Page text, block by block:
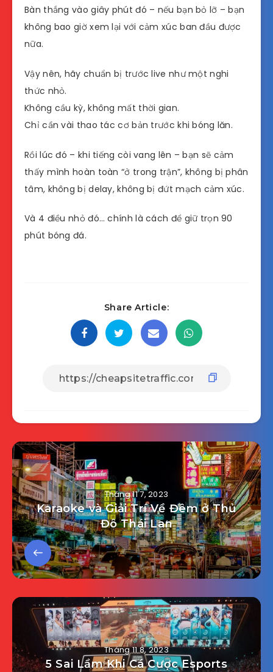
Bàn thắng vào giây phút đó – nếu bạn bỏ lỡ – bạn
không bao giờ xem lại với cảm xúc ban đầu được
nữa.
Vậy nên, hãy chuẩn bị trước live như một nghi
thức nhỏ.
Không cầu kỳ, không mất thời gian.
Chỉ cần vài thao tác cơ bản trước khi bóng lăn.
Rồi lúc đó – khi tiếng còi vang lên – bạn sẽ cảm
thấy mình hoàn toàn “ở trong trận”, không bị phân
tâm, không bị delay, không bị đứt mạch cảm xúc.
Và 4 điều nhỏ đó… chính là cách để giữ trọn 90
phút bóng đá.
Share Article:
Tháng 11 7, 2023
Karaoke và Giải Trí Về Đêm ở Thủ
Đô Thái Lan
Tháng 11 8, 2023
5 Sai Lầm Khi Cá Cược Esports